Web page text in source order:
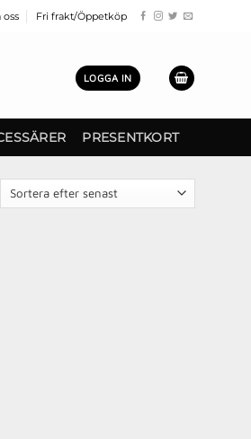
oss Fri frakt/Öppetköp
LOGGA IN
PRESENTKORT